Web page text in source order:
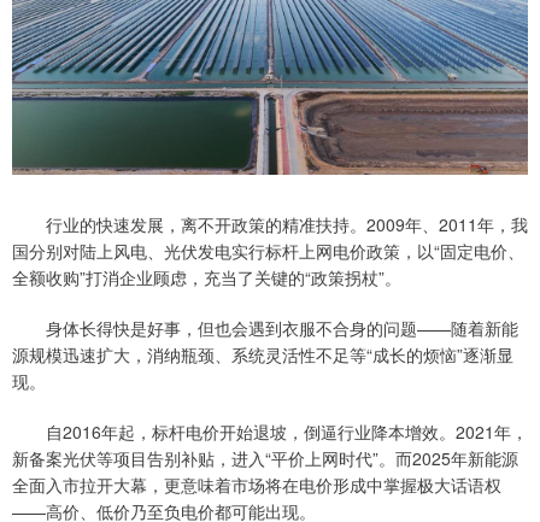
行业的快速发展，离不开政策的精准扶持。2009年、2011年，我
国分别对陆上风电、光伏发电实行标杆上网电价政策，以“固定电价、
全额收购”打消企业顾虑，充当了关键的“政策拐杖”。
身体长得快是好事，但也会遇到衣服不合身的问题——随着新能
源规模迅速扩大，消纳瓶颈、系统灵活性不足等“成长的烦恼”逐渐显
现。
自2016年起，标杆电价开始退坡，倒逼行业降本增效。2021年，
新备案光伏等项目告别补贴，进入“平价上网时代”。而2025年新能源
全面入市拉开大幕，更意味着市场将在电价形成中掌握极大话语权
——高价、低价乃至负电价都可能出现。